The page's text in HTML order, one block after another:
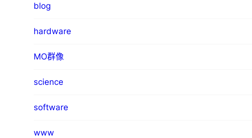
blog
hardware
MO群像
science
software
www